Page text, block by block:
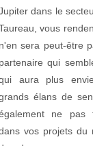
dans le
vous
n'en sera peut-être
partenaire qui
aura plus
élans de
ne pas
vos projets du